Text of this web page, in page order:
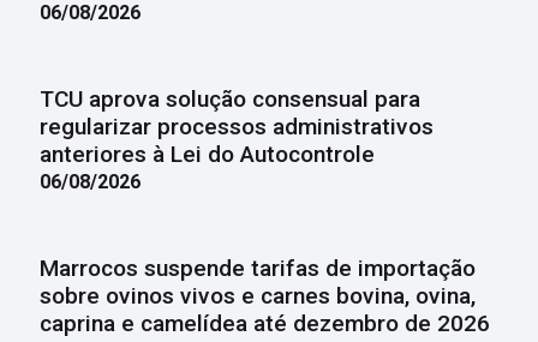
06/08/2026
TCU aprova solução consensual para
regularizar processos administrativos
anteriores à Lei do Autocontrole
06/08/2026
Marrocos suspende tarifas de importação
sobre ovinos vivos e carnes bovina, ovina,
caprina e camelídea até dezembro de 2026